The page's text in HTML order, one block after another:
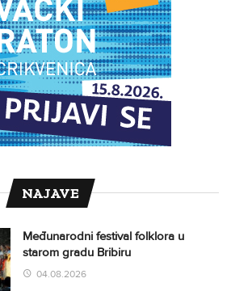
NAJAVE
Međunarodni festival folklora u
starom gradu Bribiru
04.08.2026